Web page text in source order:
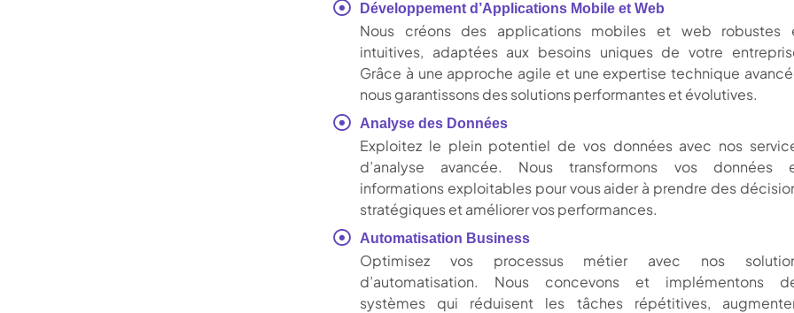
Développement d’Applications Mobile et Web
Nous créons des applications mobiles et web robustes
intuitives, adaptées aux besoins uniques de votre
Grâce à une approche agile et une expertise technique
nous garantissons des solutions performantes et évolutives.
Analyse des Données
Exploitez le plein potentiel de vos données avec nos
d’analyse avancée. Nous transformons vos données
informations exploitables pour vous aider à prendre des
stratégiques et améliorer vos performances.
Automatisation Business
Optimisez vos processus métier avec nos
d’automatisation. Nous concevons et implémentons
systèmes qui réduisent les tâches répétitives,